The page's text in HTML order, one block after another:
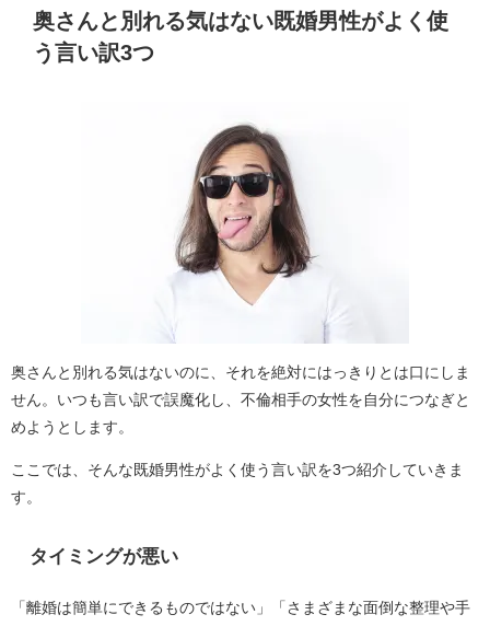
奥さんと別れる気はない既婚男性がよく使
う言い訳3つ
奥さんと別れる気はないのに、それを絶対にはっきりとは口にしま
せん。いつも言い訳で誤魔化し、不倫相手の女性を自分につなぎと
めようとします。
ここでは、そんな既婚男性がよく使う言い訳を3つ紹介していきま
す。
タイミングが悪い
「離婚は簡単にできるものではない」「さまざまな面倒な整理や手